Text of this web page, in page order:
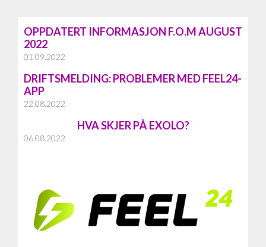
OPPDATERT INFORMASJON F.O.M AUGUST
2022
01.09.2022
DRIFTSMELDING: PROBLEMER MED FEEL24-
APP
22.08.2022
HVA SKJER PÅ EXOLO?
06.08.2022